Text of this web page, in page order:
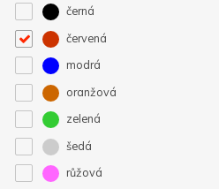
černá
červená
modrá
oranžová
zelená
šedá
růžová